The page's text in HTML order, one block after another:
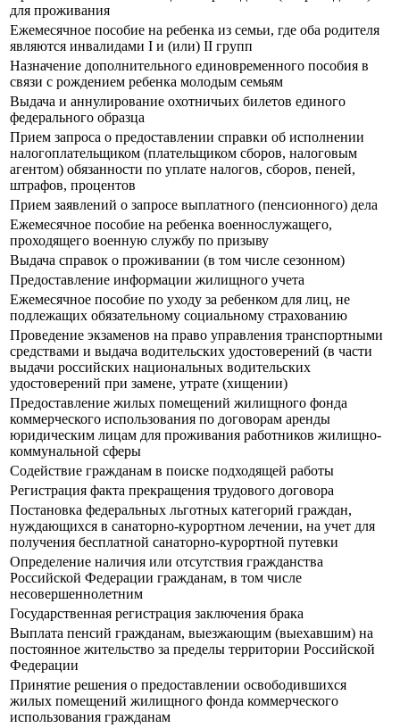
для проживания
Ежемесячное пособие на ребенка из семьи, где оба родителя
являются инвалидами I и (или) II групп
Назначение дополнительного единовременного пособия в
связи с рождением ребенка молодым семьям
Выдача и аннулирование охотничьих билетов единого
федерального образца
Прием запроса о предоставлении справки об исполнении
налогоплательщиком (плательщиком сборов, налоговым
агентом) обязанности по уплате налогов, сборов, пеней,
штрафов, процентов
Прием заявлений о запросе выплатного (пенсионного) дела
Ежемесячное пособие на ребенка военнослужащего,
проходящего военную службу по призыву
Выдача справок о проживании (в том числе сезонном)
Предоставление информации жилищного учета
Ежемесячное пособие по уходу за ребенком для лиц, не
подлежащих обязательному социальному страхованию
Прoведение экзаменов на право управления транспортными
средствами и выдача водительских удостоверений (в части
выдачи российских национальных водительских
удостоверений при замене, утрате (хищении)
Предоставление жилых помещений жилищного фонда
коммерческого использования по договорам аренды
юридическим лицам для проживания работников жилищно-
коммунальной сферы
Содействие гражданам в поиске подходящей работы
Регистрация факта прекращения трудового договора
Постановка федеральных льготных категорий граждан,
нуждающихся в санаторно-курортном лечении, на учет для
получения бесплатной санаторно-курортной путевки
Определение наличия или отсутствия гражданства
Российской Федерации гражданам, в том числе
несовершеннолетним
Государственная регистрация заключения брака
Выплата пенсий гражданам, выезжающим (выехавшим) на
постоянное жительство за пределы территории Российской
Федерации
Принятие решения о предоставлении освободившихся
жилых помещений жилищного фонда коммерческого
использования гражданам